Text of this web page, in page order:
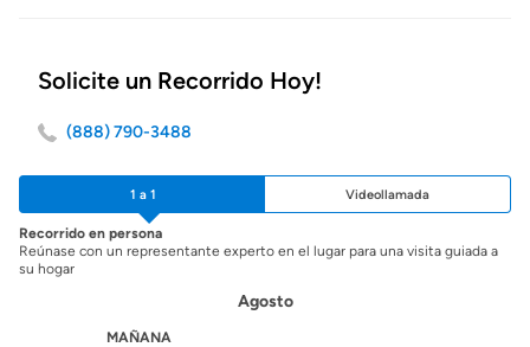
Solicite un Recorrido Hoy!
(888) 790-3488
1 a 1 Videollamada
Recorrido en persona
Reúnase con un representante experto en el lugar para una visita guiada a
su hogar
Agosto
MAÑANA